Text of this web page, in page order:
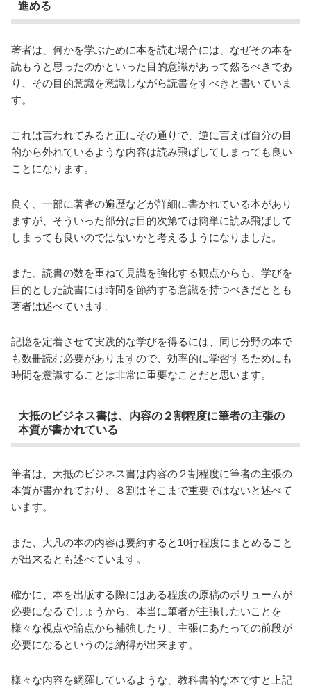
進める
著者は、何かを学ぶために本を読む場合には、なぜその本を
読もうと思ったのかといった目的意識があって然るべきであ
り、その目的意識を意識しながら読書をすべきと書いていま
す。
これは言われてみると正にその通りで、逆に言えば自分の目
的から外れているような内容は読み飛ばしてしまっても良い
ことになります。
良く、一部に著者の遍歴などが詳細に書かれている本があり
ますが、そういった部分は目的次第では簡単に読み飛ばして
しまっても良いのではないかと考えるようになりました。
また、読書の数を重ねて見識を強化する観点からも、学びを
目的とした読書には時間を節約する意識を持つべきだととも
著者は述べています。
記憶を定着させて実践的な学びを得るには、同じ分野の本で
も数冊読む必要がありますので、効率的に学習するためにも
時間を意識することは非常に重要なことだと思います。
大抵のビジネス書は、内容の２割程度に筆者の主張の
本質が書かれている
筆者は、大抵のビジネス書は内容の２割程度に筆者の主張の
本質が書かれており、８割はそこまで重要ではないと述べて
います。
また、大凡の本の内容は要約すると10行程度にまとめること
が出来るとも述べています。
確かに、本を出版する際にはある程度の原稿のボリュームが
必要になるでしょうから、本当に筆者が主張したいことを
様々な視点や論点から補強したり、主張にあたっての前段が
必要になるというのは納得が出来ます。
様々な内容を網羅しているような、教科書的な本ですと上記